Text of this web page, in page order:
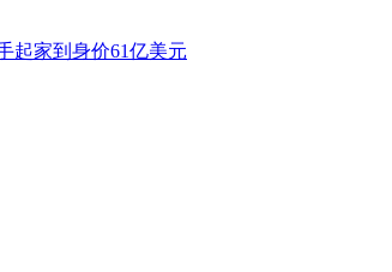
起家到身价61亿美元